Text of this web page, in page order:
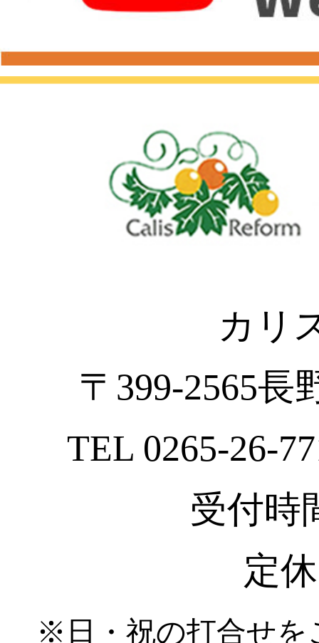
カリ
〒399-2565長
TEL 0265-26-
受付時
定
※日・祝の打合せを